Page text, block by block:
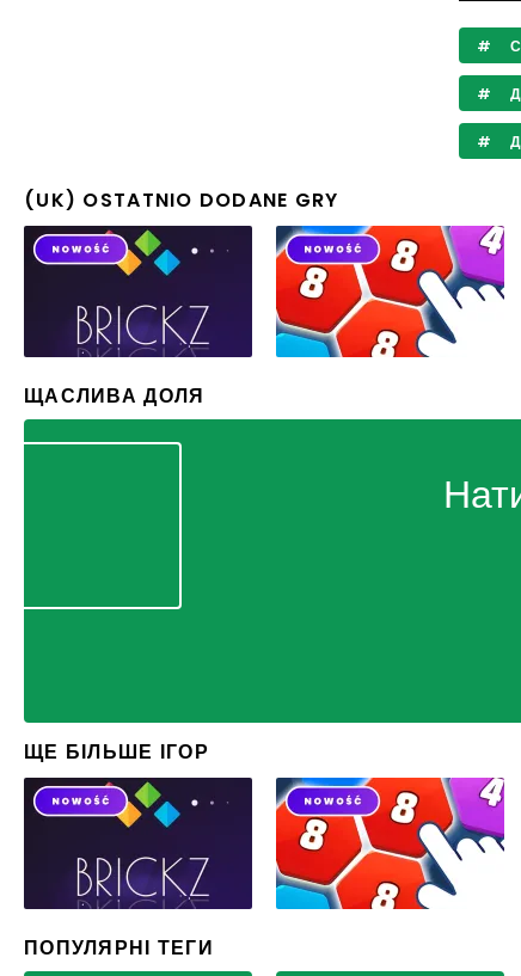
(UK) OSTATNIO DODANE GRY
ЩАСЛИВА ДОЛЯ
ЩЕ БІЛЬШЕ ІГОР
ПОПУЛЯРНІ ТЕГИ